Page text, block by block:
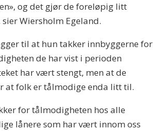
og det gjør de foreløpig litt
Wiersholm Egeland.
til at hun takker innbyggerne for
de har vist i perioden
har vært stengt, men at de
at folk er tålmodige enda litt til.
for tålmodigheten hos alle
lånere som har vært innom oss